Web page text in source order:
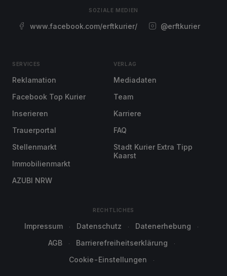
SOZIALE MEDIEN
www.facebook.com/erftkurier/ @erftkurier
SERVICES
Reklamation
Facebook Top Kurier
Inserieren
Trauerportal
Stellenmarkt
Immobilienmarkt
AZUBI NRW
VERLAG
Mediadaten
Team
Karriere
FAQ
Stadt Kurier Extra Tipp
Kaarst
RECHTLICHES
Impressum Datenschutz
Datenerhebung
AGB
Barrierefreiheitserklärung
Cookie-Einstellungen